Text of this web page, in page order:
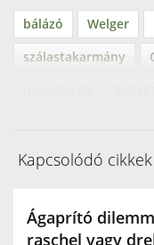
bálázó Welger
szálastakarmány
Urban
gallyaprító
szálastakarmány
Kapcsolódó cikkek
Ágaprító
raschel vagy